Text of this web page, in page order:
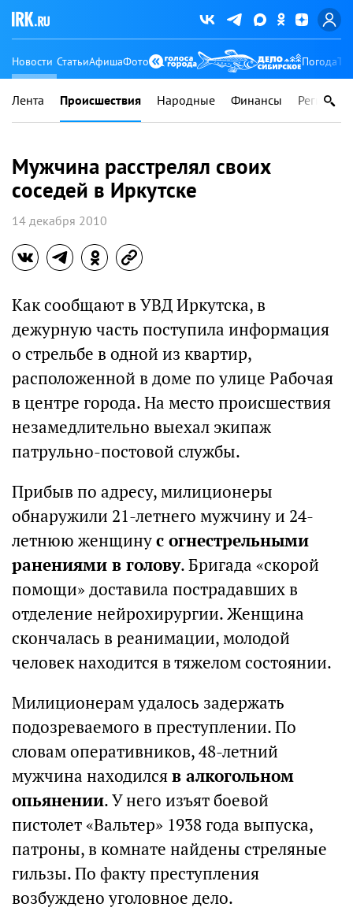
Новости СтатьиАфишаФото Погода
Лента Происшествия Народные Финансы Регионы
Мужчина расстрелял своих
соседей в Иркутске
14 декабря 2010
Как сообщают в УВД Иркутска, в
дежурную часть поступила информация
о стрельбе в одной из квартир,
расположенной в доме по улице Рабочая
в центре города. На место происшествия
незамедлительно выехал экипаж
патрульно-постовой службы.
Прибыв по адресу, милиционеры
обнаружили 21-летнего мужчину и 24-
летнюю женщинус огнестрельными
ранениями в голову. Бригада «скорой
помощи» доставила пострадавших в
отделение нейрохирургии. Женщина
скончалась в реанимации, молодой
человек находится в тяжелом состоянии.
Милиционерам удалось задержать
подозреваемого в преступлении. По
словам оперативников, 48-летний
мужчина находилсяв алкогольном
опьянении. У него изъят боевой
пистолет «Вальтер» 1938 года выпуска,
патроны, в комнате найдены стреляные
гильзы. По факту преступления
возбуждено уголовное дело.